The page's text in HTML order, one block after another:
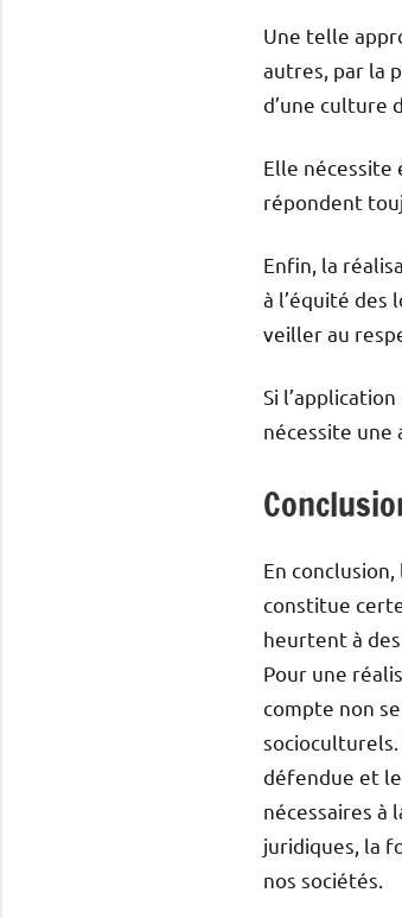
Une telle
autres, par la
d’une culture
Elle nécessite
répondent
Enfin, la
à l’équité des
veiller au
Si
nécessite
En
constitue
heurtent à
Pour une
compte non
défendue et
nécessaires à
juridiques, la
nos sociétés.